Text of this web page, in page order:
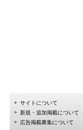
サイトについて
新規・追加掲載について
広告掲載募集について